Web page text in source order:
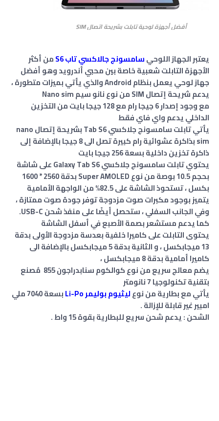
أفضل أجهزة لوحية تابلت بشريحة اتصال SIM
يعتبر الجهاز اللوحيسامسونج جالاكسي تاب S6
من أكثر
الأجهزة التابلت شعبية خاصة بين محبي أندرويد وهو أفضل
جهاز لوحي يعمل بنظام Android والذي يأتي بميزات متطورة ،
يدعم شريحة إتصال SIM من نوع نانو سيم Nano sim
مع وجود إصدار 6 جيجا رام مع 128 جيجا بايت من التخزين
الداخلي يدعم واي فاي فقط
يأتي تابلت سامسونج جلاكسي Tab S6 بشريحة إتصال nano
sim بذاكرة عشوائية رام كبيرة تصل الى 8 جيجا بالإضافة إلى
ذاكرة تخزين داخلية بسعة 256 جيجا بايت
يحتوي تابلت سامسونج جلاكسي Galaxy Tab S6 على شاشة
بحجم 10.5 بوصة من نوع Super AMOLED بدقة 2560 * 1600
بكسل ، تستحوذ الشاشة على 82.5% من الواجهة الأمامية
يتميز بوجود مكبرات صوت مزدوجة توفر جودة صوت ممتازة ،
وفي الجانب السفلي ، ستحصل أيضًا على منفذ شحن USB-C.
كما يدعم مستشعر بصمة الأصبع في أسفل الشاشة
يحتوى التابلت على كاميرا خلفية بعدسة مزدوجة الأولى بدقة
13 ميجابكسل ، و الثانية بدقة 5 ميجابكسل بالإضافة الى
كاميراأماميةبدقة 8 ميجابكسل ،
يضم معالج سريع من نوع كوالكوم سنابدراجون 855 مُصنع
بتقنية تكنولوجيا 7 نانومتر
يأتي مع بطارية من نوعليثيوم بوليمر Li-Po
بسعة 7040 ملي
امبير غير قابلة للإزالة .
الشحن : يدعم شحن سريع للبطارية بقوة 15 واط .